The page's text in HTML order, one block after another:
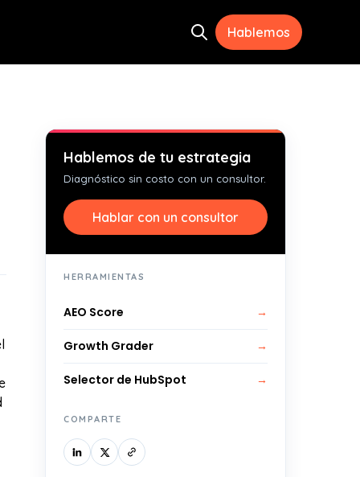
Open search
Hablemos
Hablemos de tu estrategia
Diagnóstico sin costo con un consultor.
Hablar con un consultor
HERRAMIENTAS
AEO Score →
Growth Grader →
Selector de HubSpot →
COMPARTE